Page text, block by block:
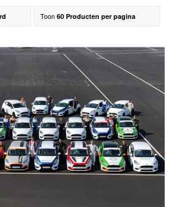
Toon 60 Producten per pagina